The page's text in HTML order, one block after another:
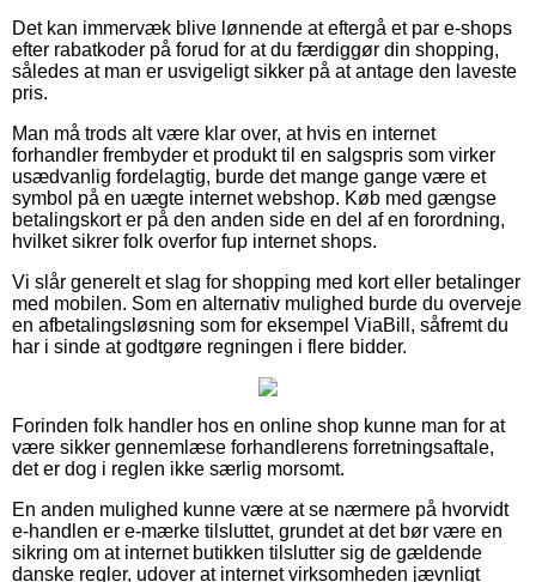
Det kan immervæk blive lønnende at eftergå et par e-shops
efter rabatkoder på forud for at du færdiggør din shopping,
således at man er usvigeligt sikker på at antage den laveste
pris.
Man må trods alt være klar over, at hvis en internet
forhandler frembyder et produkt til en salgspris som virker
usædvanlig fordelagtig, burde det mange gange være et
symbol på en uægte internet webshop. Køb med gængse
betalingskort er på den anden side en del af en forordning,
hvilket sikrer folk overfor fup internet shops.
Vi slår generelt et slag for shopping med kort eller betalinger
med mobilen. Som en alternativ mulighed burde du overveje
en afbetalingsløsning som for eksempel ViaBill, såfremt du
har i sinde at godtgøre regningen i flere bidder.
Forinden folk handler hos en online shop kunne man for at
være sikker gennemlæse forhandlerens forretningsaftale,
det er dog i reglen ikke særlig morsomt.
En anden mulighed kunne være at se nærmere på hvorvidt
e-handlen er e-mærke tilsluttet, grundet at det bør være en
sikring om at internet butikken tilslutter sig de gældende
danske regler, udover at internet virksomheden jævnligt